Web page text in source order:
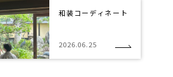
和装コーディネート
2026.06.25